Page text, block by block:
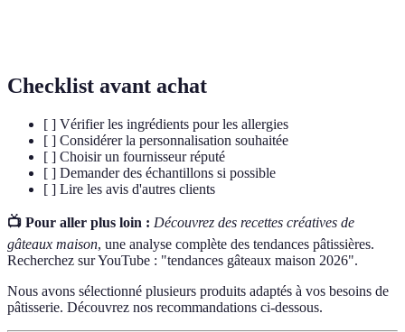
Checklist avant achat
[ ] Vérifier les ingrédients pour les allergies
[ ] Considérer la personnalisation souhaitée
[ ] Choisir un fournisseur réputé
[ ] Demander des échantillons si possible
[ ] Lire les avis d'autres clients
📺 Pour aller plus loin : Découvrez des recettes créatives de
gâteaux maison, une analyse complète des tendances pâtissières.
Recherchez sur YouTube : "tendances gâteaux maison 2026".
Nous avons sélectionné plusieurs produits adaptés à vos besoins de
pâtisserie. Découvrez nos recommandations ci-dessous.